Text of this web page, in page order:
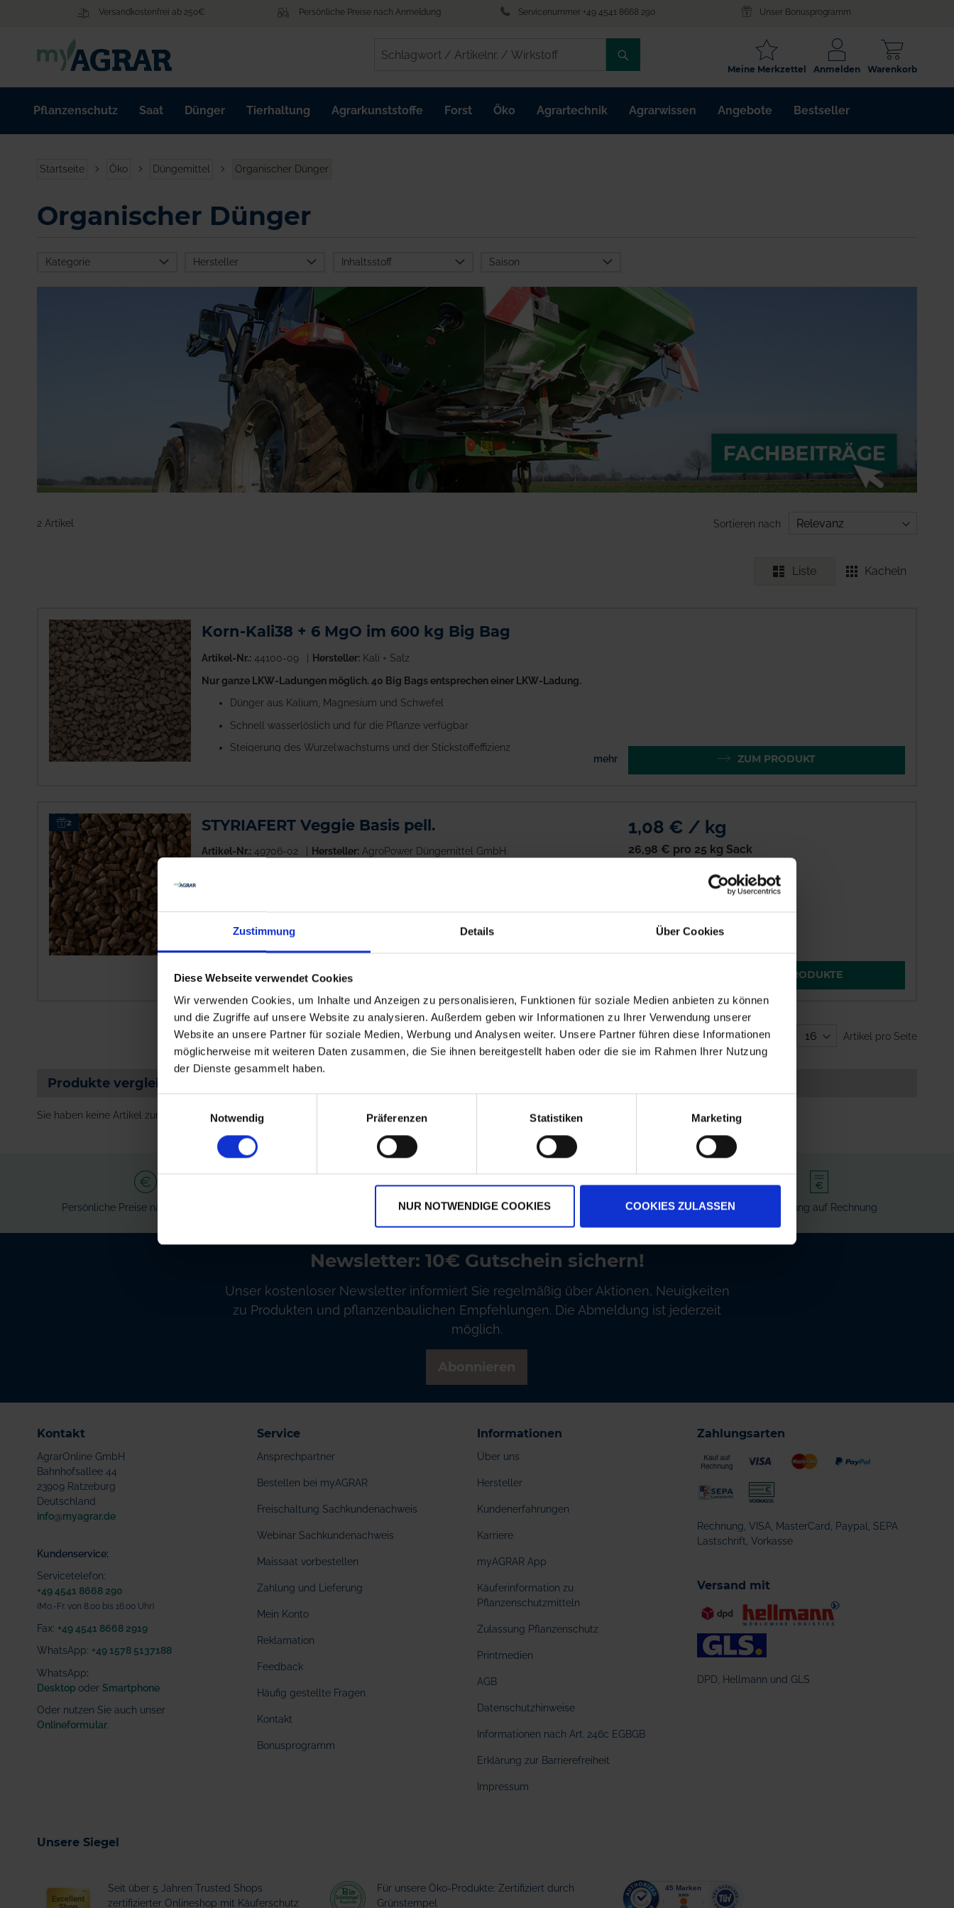
Zustimmung Details Über Cookies
Diese Webseite verwendet Cookies
Wir verwenden Cookies, um Inhalte und Anzeigen zu personalisieren, Funktionen für soziale Medien anbieten zu können
und die Zugriffe auf unsere Website zu analysieren. Außerdem geben wir Informationen zu Ihrer Verwendung unserer
Website an unsere Partner für soziale Medien, Werbung und Analysen weiter. Unsere Partner führen diese Informationen
möglicherweise mit weiteren Daten zusammen, die Sie ihnen bereitgestellt haben oder die sie im Rahmen Ihrer Nutzung
der Dienste gesammelt haben.
Notwendig
Präferenzen Statistiken Marketing
NUR NOTWENDIGE COOKIES COOKIES ZULASSEN
Versandkostenfrei ab 250€ Persönliche Preise nach Anmeldung Servicenummer +49 4541 8668 290 Unser Bonusprogramm
/
ARTIKELNR.
/
Warenkorb
Anmelden
Meine Merkzettel
Pflanzenschutz Saat Dünger Tierhaltung Agrarkunststoffe Forst Öko Agrartechnik Agrarwissen Angebote Bestseller
Startseite Öko Düngemittel Organischer Dünger
Organischer Dünger
Kategorie Hersteller
AgroPower
Düngemittel GmbH
Kali + Salz
Inhaltsstoff
Pflanzliche Stoffe aus
der Energiegewinnung
Saison
Herbst
Ohne
2 Artikel Sortieren nach
Liste Kacheln
Korn-Kali38 + 6 MgO im 600 kg Big Bag
Artikel-Nr.: 44100-09 Hersteller:Kali + Salz
Nur ganze LKW-Ladungen möglich. 40 Big Bags entsprechen einer LKW-Ladung.
Dünger aus Kalium, Magnesium und Schwefel
Schnell wasserlöslich und für die Pflanze verfügbar
Steigerung des Wurzelwachstums und der Stickstoffeffizienz
mehr
ZUM PRODUKT
2 STYRIAFERT Veggie Basis pell.
Artikel-Nr.: 49706-02 Hersteller:AgroPower Düngemittel GmbH
100% pflanzliche Ausgangsstoffe
1,08 € / kg
26,98 € pro 25 kg Sack
ALTERNATIVE PRODUKTE
Zeige Artikel pro Seite
Produkte vergleichen
Sie haben keine Artikel zum Vergleichen.
Persönliche Preise nach Anmeldung Versandkostenfrei ab 250€ Erstklassiger Kundenservice Bezahlung auf Rechnung
Newsletter: 10€ Gutschein sichern!
Unser kostenloser Newsletter informiert Sie regelmäßig über Aktionen, Neuigkeiten
zu Produkten und pflanzenbaulichen Empfehlungen. Die Abmeldung ist jederzeit
möglich.
Kontakt
AgrarOnline GmbH
Bahnhofsallee 44
23909 Ratzeburg
Deutschland
info@myagrar.de
Kundenservice:
Servicetelefon:
+49 4541 8668 290
(Mo.-Fr. von 8.00 bis 16.00 Uhr)
Fax: +49 4541 8668 2919
WhatsApp: +49 1578 5137188
WhatsApp:
Desktop oder Smartphone
Oder nutzen Sie auch unser
Onlineformular.
Service
Ansprechpartner
Bestellen bei myAGRAR
Freischaltung Sachkundenachweis
Webinar Sachkundenachweis
Maissaat vorbestellen
Zahlung und Lieferung
Mein Konto
Reklamation
Feedback
Häufig gestellte Fragen
Kontakt
Bonusprogramm
Informationen
Über uns
Hersteller
Kundenerfahrungen
Karriere
myAGRAR App
Käuferinformation zu
Pflanzenschutzmitteln
Zulassung Pflanzenschutz
Printmedien
AGB
Datenschutzhinweise
Informationen nach Art. 246c EGBGB
Erklärung zur Barrierefreiheit
Impressum
Zahlungsarten
Rechnung, VISA, MasterCard, Paypal, SEPA
Lastschrift, Vorkasse
Versand mit
DPD, Hellmann und GLS
Unsere Siegel
Seit über 5 Jahren Trusted Shops
zertifizierter Onlineshop mit Käuferschutz
Für unsere Öko-Produkte: Zertifiziert durch
Grünstempel